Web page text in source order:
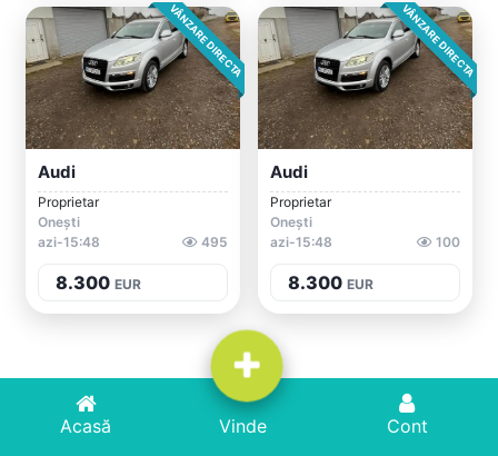
VÂNZARE DIRECTA
Audi
Proprietar
Onești
azi-15:48
495
8.300 EUR
VÂNZARE DIRECTA
Audi
Proprietar
Onești
azi-15:48
100
8.300 EUR
Acasă Adaugă Anunț Cont
Acasă Vinde Cont